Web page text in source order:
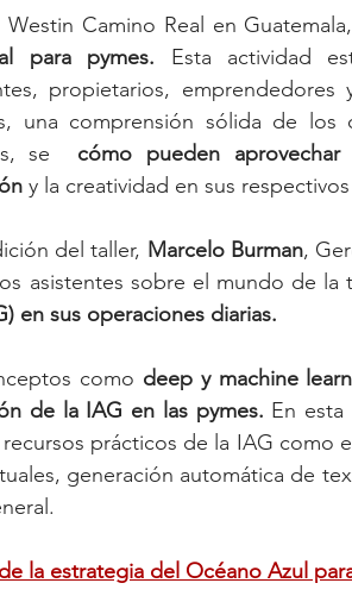
Camino Real en
para pymes. Esta actividad
propietarios,
una comprensión sólida de
se cómo pueden aprovechar
y la creatividad en sus
del taller, Marcelo Burman,
asistentes sobre el mundo de la
en sus operaciones diarias.
como deep y machine
de la IAG en las pymes. En
prácticos de la IAG como
generación automática de
la estrategia del Océano Azul